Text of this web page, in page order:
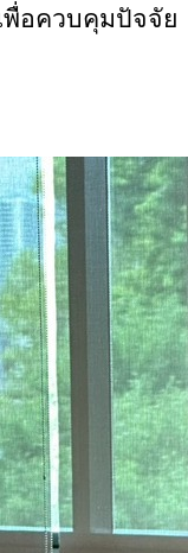
อควบคุมปัจจัย